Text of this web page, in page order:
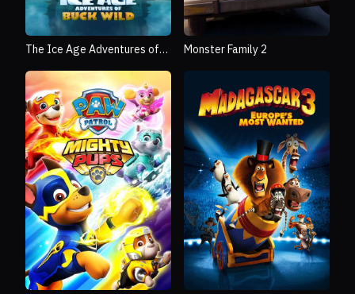
The Ice Age Adventures of
Monster Family 2